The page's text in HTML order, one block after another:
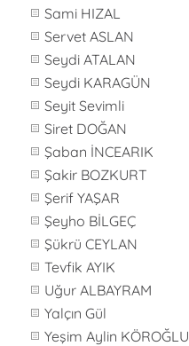
Sami HIZAL
Servet ASLAN
Seydi ATALAN
Seydi KARAGÜN
Seyit Sevimli
Siret DOĞAN
Şaban İNCEARIK
Şakir BOZKURT
Şerif YAŞAR
Şeyho BİLGEÇ
Şükrü CEYLAN
Tevfik AYIK
Uğur ALBAYRAM
Yalçın Gül
Yeşim Aylin KÖROĞLU